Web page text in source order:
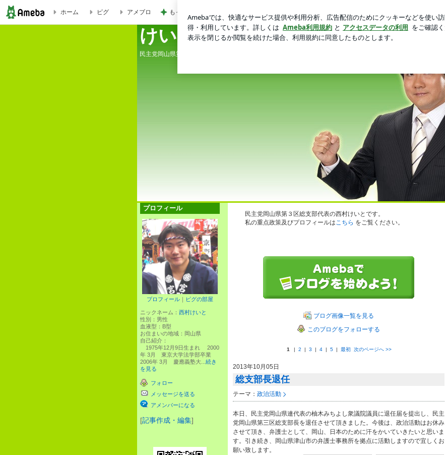
ホーム ピグ アメブロ もっと早く買えばよかった可愛いポーチ
けいと日記
民主党岡山県第３区総支部長 西村けいとの活動日記 次期衆議院選挙において 全国第一号で民主党公認が内定
プロフィール
プロフィール ｜ ピグの部屋
ニックネーム： 西村けいと
性別： 男性
血液型： B型
お住まいの地域： 岡山県
自己紹介：
1975年12月9日生まれ 2000
年 3月 東京大学法学部卒業
2006年 3月 慶應義塾大... 続き
を見る
フォロー
メッセージを送る
アメンバーになる
[記事作成・編集]
民主党岡山県第３区総支部代表の西村けいとです。
私の重点政策及びプロフィールはこちら をご覧ください。
ブログ画像一覧を見る
このブログをフォローする
1 | 2 | 3 | 4 | 5 | 最初 次のページへ >>
2013年10月05日
総支部長退任
テーマ： 政治活動
本日、民主党岡山県連代表の柚木みちよし衆議院議員に退任届を提出し、民主
党岡山県第三区総支部長を退任させて頂きました。今後は、政治活動はお休み
させて頂き、弁護士として、岡山、日本のために汗をかいていきたいと思いま
す。引き続き、岡山県津山市の弁護士事務所を拠点に活動しますので宜しくお
願い致します。